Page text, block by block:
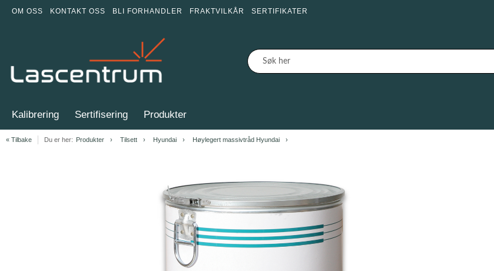
OM OSS KONTAKT OSS BLI FORHANDLER FRAKTVILKÅR SERTIFIKATER
Kalibrering Sertifisering Produkter
« Tilbake Du er her: Produkter Tilsett Hyundai Høylegert massivtråd Hyundai